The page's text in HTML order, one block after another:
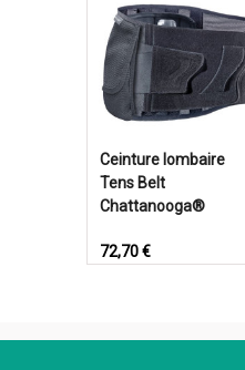
Ceinture lombaire
Tens Belt
Chattanooga®
Prix
72,70 €